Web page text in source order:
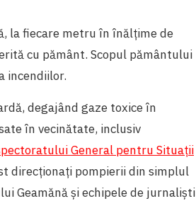
la fiecare metru în înălțime de
cu pământ. Scopul pământului
incendiilor.
degajând gaze toxice în
în vecinătate, inclusiv
General pentru Situații
direcționați pompierii din simplul
Geamănă și echipele de jurnaliști